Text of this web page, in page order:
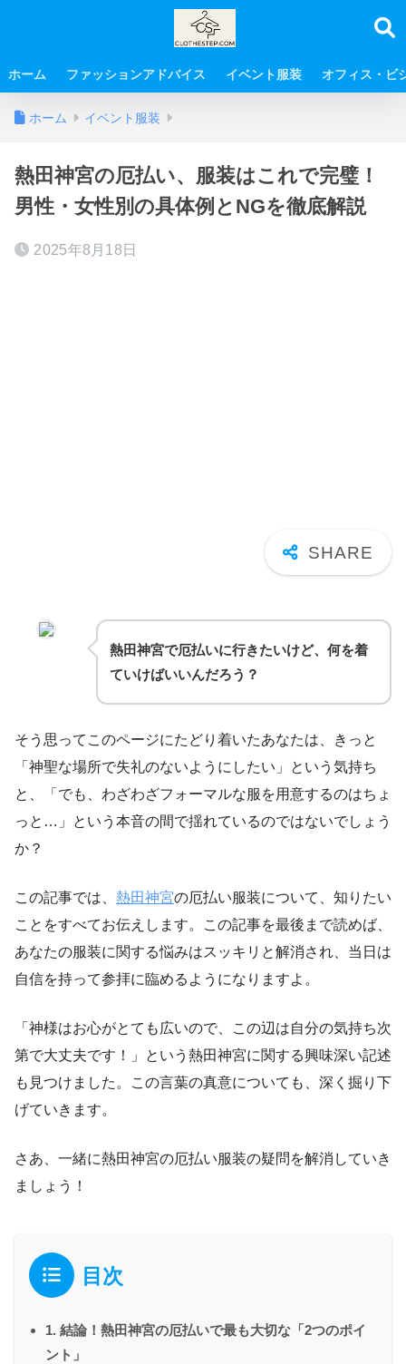
ホーム ファッションアドバイス イベント服装 オフィス・ビ
ホーム イベント服装
熱田神宮の厄払い、服装はこれで完璧！
男性・女性別の具体例とNGを徹底解説
2025年8月18日
熱田神宮で厄払いに行きたいけど、何を着
ていけばいいんだろう？
そう思ってこのページにたどり着いたあなたは、きっと
「神聖な場所で失礼のないようにしたい」という気持ち
と、「でも、わざわざフォーマルな服を用意するのはちょ
っと…」という本音の間で揺れているのではないでしょう
か？
この記事では、 熱田神宮の厄払い服装について、知りたい
ことをすべてお伝えします。この記事を最後まで読めば、
あなたの服装に関する悩みはスッキリと解消され、当日は
自信を持って参拝に臨めるようになりますよ。
「神様はお心がとても広いので、この辺は自分の気持ち次
第で大丈夫です！」という熱田神宮に関する興味深い記述
も見つけました。この言葉の真意についても、深く掘り下
げていきます。
さあ、一緒に熱田神宮の厄払い服装の疑問を解消していき
ましょう！
目次
1. 結論！熱田神宮の厄払いで最も大切な「2つのポイ
ント」